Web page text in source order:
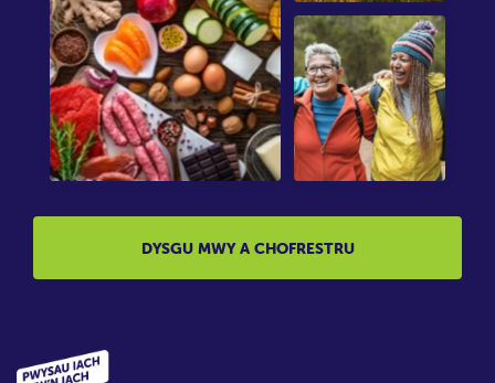
DYSGU MWY A CHOFRESTRU